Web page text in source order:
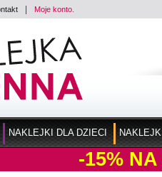
Moje konto.
NAKLEJKI DLA DZIECI
-15% NA